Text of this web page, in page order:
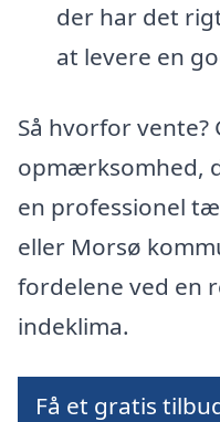
der har det
at levere en
Så hvorfor
opmærksomhed,
en professionel
eller Morsø
fordelene ved en
indeklima.
Få et gratis